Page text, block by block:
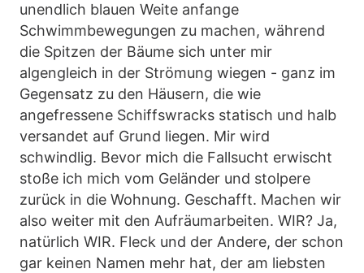
unendlich blauen Weite anfange
Schwimmbewegungen zu machen, während
die Spitzen der Bäume sich unter mir
algengleich in der Strömung wiegen - ganz im
Gegensatz zu den Häusern, die wie
angefressene Schiffswracks statisch und halb
versandet auf Grund liegen. Mir wird
schwindlig. Bevor mich die Fallsucht erwischt
stoße ich mich vom Geländer und stolpere
zurück in die Wohnung. Geschafft. Machen wir
also weiter mit den Aufräumarbeiten. WIR? Ja,
natürlich WIR. Fleck und der Andere, der schon
gar keinen Namen mehr hat, der am liebsten